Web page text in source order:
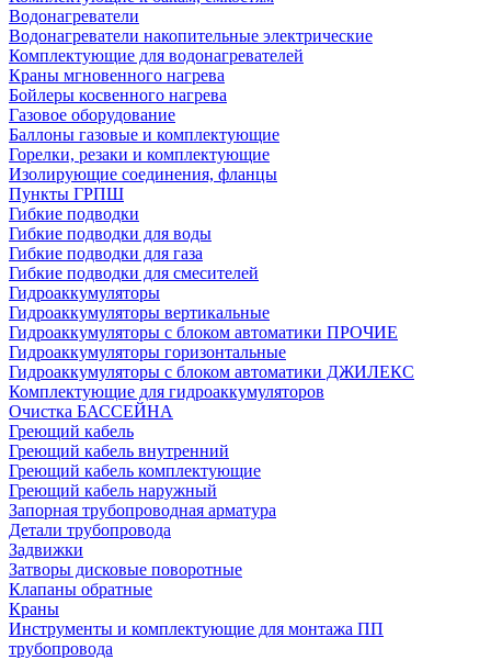
Водонагреватели
Водонагреватели накопительные электрические
Комплектующие для водонагревателей
Краны мгновенного нагрева
Бойлеры косвенного нагрева
Газовое оборудование
Баллоны газовые и комплектующие
Горелки, резаки и комплектующие
Изолирующие соединения, фланцы
Пункты ГРПШ
Гибкие подводки
Гибкие подводки для воды
Гибкие подводки для газа
Гибкие подводки для смесителей
Гидроаккумуляторы
Гидроаккумуляторы вертикальные
Гидроаккумуляторы с блоком автоматики ПРОЧИЕ
Гидроаккумуляторы горизонтальные
Гидроаккумуляторы с блоком автоматики ДЖИЛЕКС
Комплектующие для гидроаккумуляторов
Очистка БАССЕЙНА
Греющий кабель
Греющий кабель внутренний
Греющий кабель комплектующие
Греющий кабель наружный
Запорная трубопроводная арматура
Детали трубопровода
Задвижки
Затворы дисковые поворотные
Клапаны обратные
Краны
Инструменты и комплектующие для монтажа ПП
трубопровода